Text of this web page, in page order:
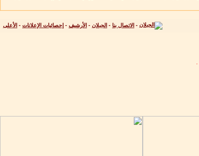
- الاتصال بنا - الجبلان - الأرشيف - إحصائيات الإعلانات - الأعلى